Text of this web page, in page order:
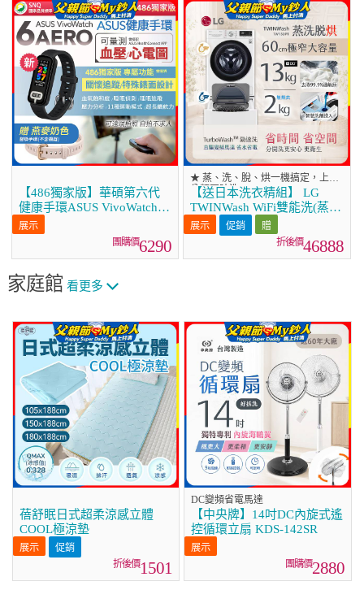
【486獨家版】華碩第六代
健康手環ASUS VivoWatch 6
Aero
6290
★ 蒸、洗、脫、烘一機搞定，上下
分類同時洗
【送日本洗衣精組】 LG
TWINWash WiFi雙能洗(蒸洗
脫烘)滾筒洗衣機13kg+2kg
(WD-S13VDW+WT-
促銷
46888
家庭館 看更多
蓓舒眠日式超柔涼感立體
COOL極涼墊
促銷
1501
DC變頻省電馬達
【中央牌】14吋DC內旋式遙
控循環立扇 KDS-142SR
2880